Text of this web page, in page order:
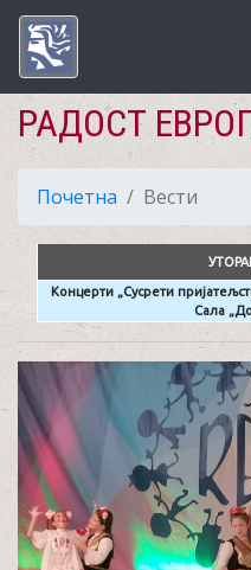
РАДОСТ
Почетна Вести
Концерти „Сусрети
Сала